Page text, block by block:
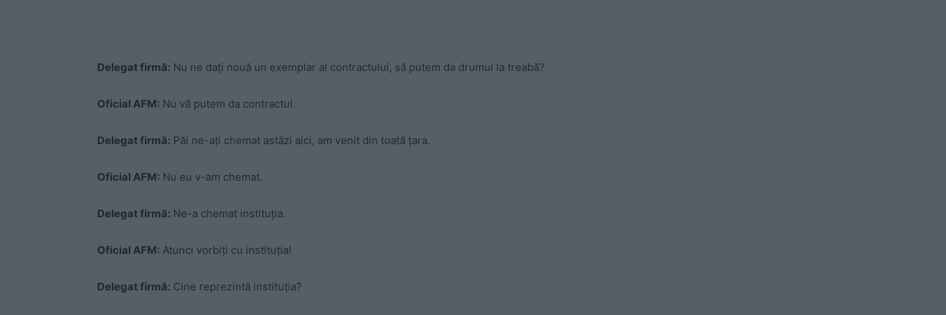
Delegat firmă: Nu ne dați nouă un exemplar al contractului, să putem da drumul la treabă?
Oficial AFM: Nu vă putem da contractul.
Delegat firmă: Păi ne-ați chemat astăzi aici, am venit din toată țara.
Oficial AFM: Nu eu v-am chemat.
Delegat firmă: Ne-a chemat instituția.
Oficial AFM: Atunci vorbiți cu instituția!
Delegat firmă: Cine reprezintă instituția?